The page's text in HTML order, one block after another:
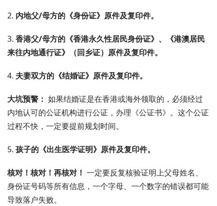
2. 内地父/母方的《身份证》原件及复印件。
3. 香港父/母方的《香港永久性居民身份证》、《港澳居民
来往内地通行证》（回乡证）原件及复印件。
4. 夫妻双方的《结婚证》原件及复印件。
大坑预警： 如果结婚证是在香港或海外领取的，必须经过
内地认可的公证机构进行公证，办理《公证书》。这个公证
过程不快，一定要提前规划时间。
5. 孩子的《出生医学证明》原件及复印件。
核对！核对！再核对！ 一定要反复核验证明上父母姓名、
身份证号码等所有信息，一个字母、一个数字的错误都可能
导致落户失败。